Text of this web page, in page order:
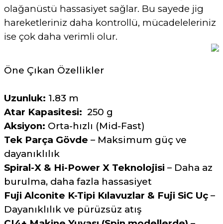
olağanüstü hassasiyet sağlar. Bu sayede jig
hareketleriniz daha kontrollü, mücadeleleriniz
ise çok daha verimli olur.
Öne Çıkan Özellikler
Uzunluk: 1.83 m
Atar Kapasitesi: 250 g
Aksiyon: Orta-hızlı (Mid-Fast)
Tek Parça Gövde – Maksimum güç ve
dayanıklılık
Spiral-X & Hi-Power X Teknolojisi – Daha az
burulma, daha fazla hassasiyet
Fuji Alconite K-Tipi Kılavuzlar & Fuji SiC Uç –
Dayanıklılık ve pürüzsüz atış